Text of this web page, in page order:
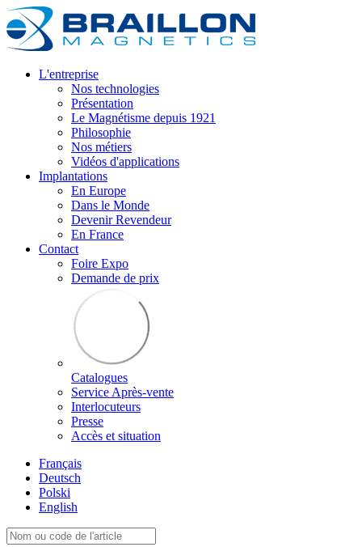
L'entreprise
Nos technologies
Présentation
Le Magnétisme depuis 1921
Philosophie
Nos métiers
Vidéos d'applications
Implantations
En Europe
Dans le Monde
Devenir Revendeur
En France
Contact
Foire Expo
Demande de prix
Catalogues
Service Après-vente
Interlocuteurs
Presse
Accès et situation
Français
Deutsch
Polski
English